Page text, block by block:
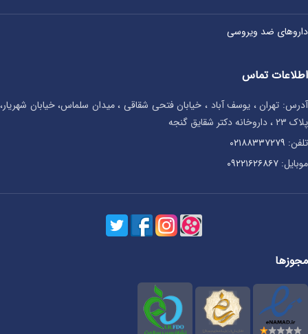
داروهای ضد ویروسی
اطلاعات تماس
آدرس: تهران ، یوسف آباد ، خیابان فتحی شقاقی ، میدان سلماس، خیابان شهریار،
پلاک ۲۳ ، داروخانه دکتر شقایق گنجه
تلفن: ۰۲۱۸۸۳۳۷۲۷۹
موبایل: ۰۹۲۲۱۶۲۶۸۶۷
مجوزها